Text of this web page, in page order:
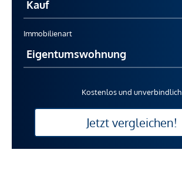
Immobilienart
Kostenlos und unverbindlich
Jetzt vergleichen!